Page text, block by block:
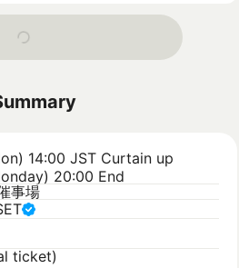
14:00 JST Curtain up
20:00 End
事場
ticket)